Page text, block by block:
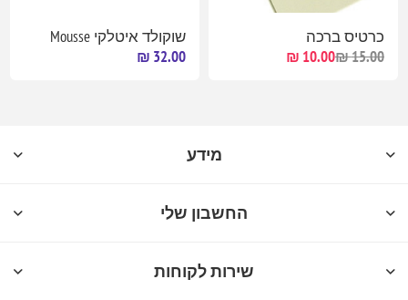
כרטיס ברכה
15.00 ₪
10.00 ₪
שוקולד איטלקי Mousse
32.00 ₪
מידע
החשבון שלי
שירות לקוחות